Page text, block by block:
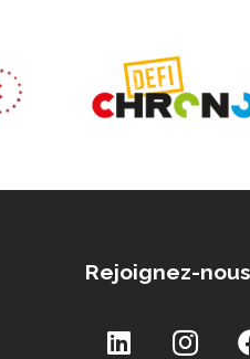
Rejoignez-